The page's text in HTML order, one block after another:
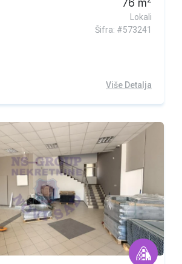
76 m
Lokali
Šifra: #573241
Više Detalja